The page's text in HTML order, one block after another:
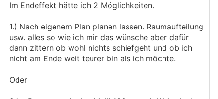
Im Endeffekt hätte ich 2 Möglichkeiten.
1.) Nach eigenem Plan planen lassen. Raumaufteilung
usw. alles so wie ich mir das wünsche aber dafür
dann zittern ob wohl nichts schiefgeht und ob ich
nicht am Ende weit teurer bin als ich möchte.
Oder